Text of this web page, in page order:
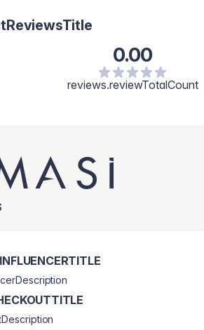
Butter, Prunus Amygdalus Dulcis Oil,
Benzyl Salicylate, Tetramethyl
Citronellol, Alpha-Isomethyl Ionone.
0.00
reviews.reviewTotalCount